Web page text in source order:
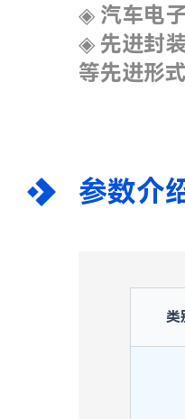
◈ 汽车电
◈ 先进封
等先进形
参数介
类